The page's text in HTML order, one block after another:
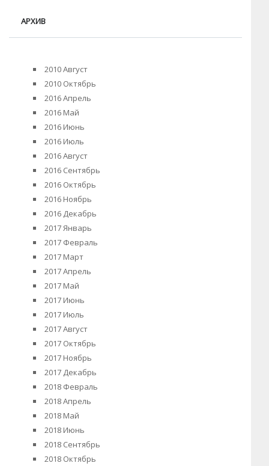
АРХИВ
2010 Август
2010 Октябрь
2016 Апрель
2016 Май
2016 Июнь
2016 Июль
2016 Август
2016 Сентябрь
2016 Октябрь
2016 Ноябрь
2016 Декабрь
2017 Январь
2017 Февраль
2017 Март
2017 Апрель
2017 Май
2017 Июнь
2017 Июль
2017 Август
2017 Октябрь
2017 Ноябрь
2017 Декабрь
2018 Февраль
2018 Апрель
2018 Май
2018 Июнь
2018 Сентябрь
2018 Октябрь